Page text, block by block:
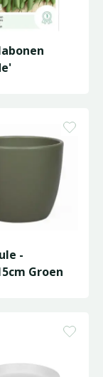
-
Groen